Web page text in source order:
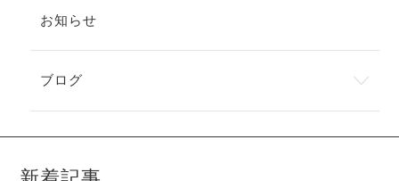
お知らせ
ブログ